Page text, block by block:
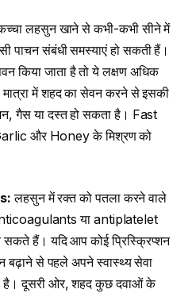
लहसुन खाने से कभी-कभी सीने में
पाचन संबंधी समस्याएं हो सकती हैं।
किया जाता है तो ये लक्षण अधिक
में शहद का सेवन करने से इसकी
गैस या दस्त हो सकता है। Fast
और Honey के मिश्रण को
लहसुन में रक्त को पतला करने वाले
या antiplatelet
हैं। यदि आप कोई प्रिस्क्रिप्शन
बढ़ाने से पहले अपने स्वास्थ्य सेवा
है। दूसरी ओर, शहद कुछ दवाओं के